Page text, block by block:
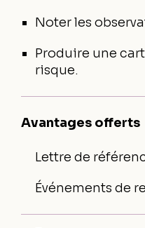
Noter les
Produire une
risque.
Avantages offerts
Lettre de
Événements de